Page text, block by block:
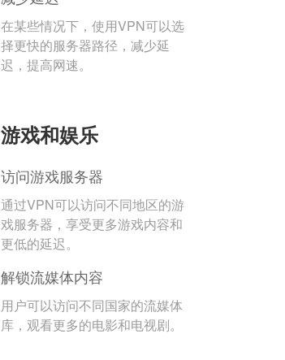
在某些情况下，使用VPN可以选
择更快的服务器路径，减少延
迟，提高网速。
游戏和娱乐
访问游戏服务器
通过VPN可以访问不同地区的游
戏服务器，享受更多游戏内容和
更低的延迟。
解锁流媒体内容
用户可以访问不同国家的流媒体
库，观看更多的电影和电视剧。